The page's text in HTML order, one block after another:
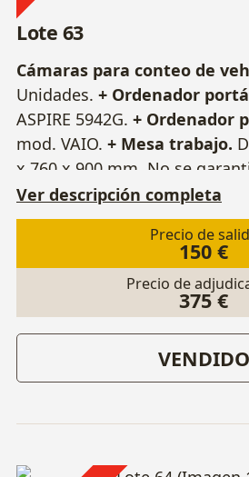
Lote 63
Cámaras para conteo de
Unidades. + Ordenador
ASPIRE 5942G. + Ordenador
mod. VAIO. + Mesa trabajo.
x 760 x 900 mm. No se
las licencias de software.
Ver descripción completa
Precio de
150 €
Precio de
375 €
VENDIDO